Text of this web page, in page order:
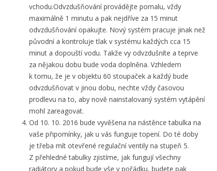
vchodu.Odvzdušňování provádějte pomalu, vždy
maximálně 1 minutu a pak nejdříve za 15 minut
odvzdušňování opakujte. Nový systém pracuje jinak než
původní a kontroluje tlak v systému každých cca 15
minut a dopouští vodu. Takže vy odvzdušníte a teprve
za nějakou dobu bude voda doplněna. Vzhledem
k tomu, že je v objektu 60 stoupaček a každý bude
odvzdušňovat v jinou dobu, nechte vždy časovou
prodlevu na to, aby nově nainstalovaný systém vytápění
mohl zareagovat.
Od 10. 10. 2016 bude vyvěšena na nástěnce tabulka na
vaše připomínky, jak u vás funguje topení. Do té doby
je třeba mít otevřené regulační ventily na stupeň 5.
Z přehledné tabulky zjistíme, jak fungují všechny
radiátory a pokud bude vše v pořádku, budete pak